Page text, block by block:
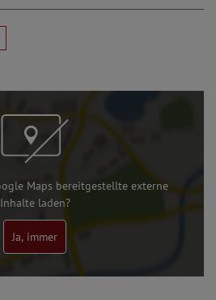
Maps bereitgestellte externe
Inhalte laden?
Ja, immer